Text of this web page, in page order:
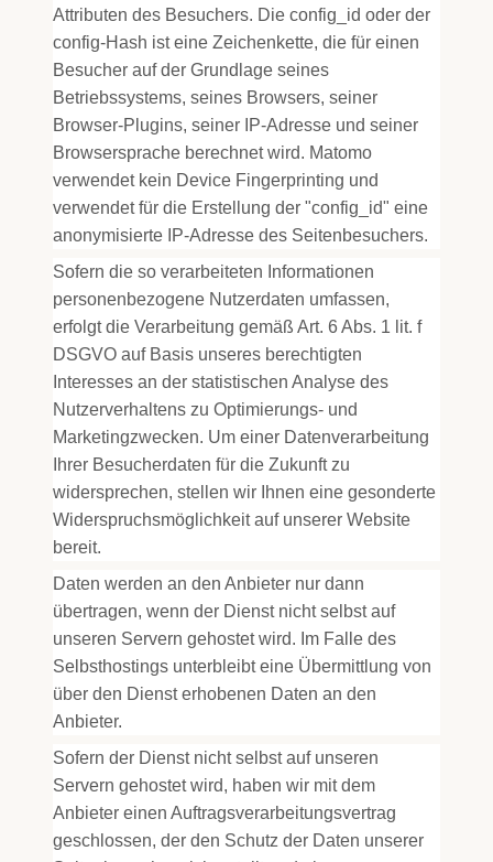
Attributen des Besuchers. Die config_id oder der
config-Hash ist eine Zeichenkette, die für einen
Besucher auf der Grundlage seines
Betriebssystems, seines Browsers, seiner
Browser-Plugins, seiner IP-Adresse und seiner
Browsersprache berechnet wird. Matomo
verwendet kein Device Fingerprinting und
verwendet für die Erstellung der "config_id" eine
anonymisierte IP-Adresse des Seitenbesuchers.
Sofern die so verarbeiteten Informationen
personenbezogene Nutzerdaten umfassen,
erfolgt die Verarbeitung gemäß Art. 6 Abs. 1 lit. f
DSGVO auf Basis unseres berechtigten
Interesses an der statistischen Analyse des
Nutzerverhaltens zu Optimierungs- und
Marketingzwecken. Um einer Datenverarbeitung
Ihrer Besucherdaten für die Zukunft zu
widersprechen, stellen wir Ihnen eine gesonderte
Widerspruchsmöglichkeit auf unserer Website
bereit.
Daten werden an den Anbieter nur dann
übertragen, wenn der Dienst nicht selbst auf
unseren Servern gehostet wird. Im Falle des
Selbsthostings unterbleibt eine Übermittlung von
über den Dienst erhobenen Daten an den
Anbieter.
Sofern der Dienst nicht selbst auf unseren
Servern gehostet wird, haben wir mit dem
Anbieter einen Auftragsverarbeitungsvertrag
geschlossen, der den Schutz der Daten unserer